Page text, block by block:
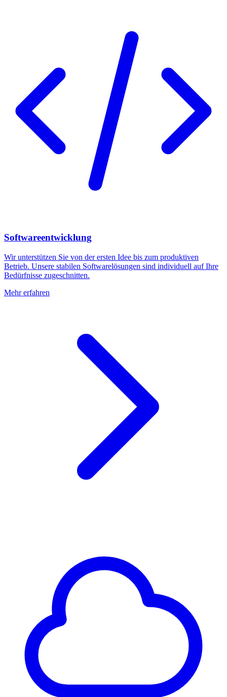
Softwareentwicklung
Wir unterstützen Sie von der ersten Idee bis zum produktiven
Betrieb. Unsere stabilen Softwarelösungen sind individuell auf Ihre
Bedürfnisse zugeschnitten.
Mehr erfahren